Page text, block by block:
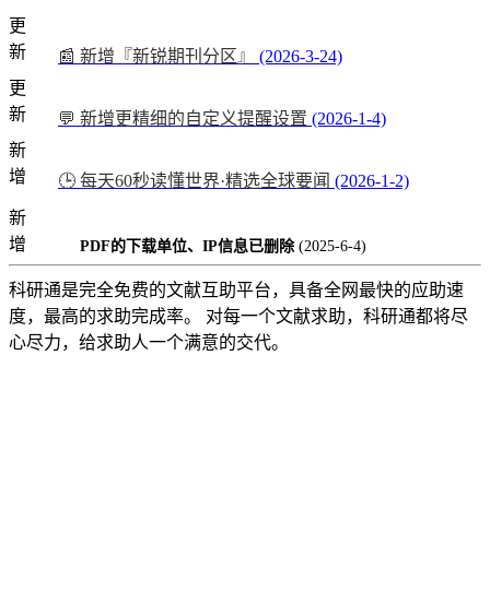
更
新
📰 新增『新锐期刊分区』
(2026-3-24)
更
新
💬 新增更精细的自定义提醒设置 (2026-1-4)
新
增
🕒 每天60秒读懂世界·精选全球要闻 (2026-1-2)
新
增
PDF的下载单位、IP信息已删除 (2025-6-4)
科研通是完全免费的文献互助平台，具备全网最快的应助速
度，最高的求助完成率。 对每一个文献求助，科研通都将尽
心尽力，给求助人一个满意的交代。